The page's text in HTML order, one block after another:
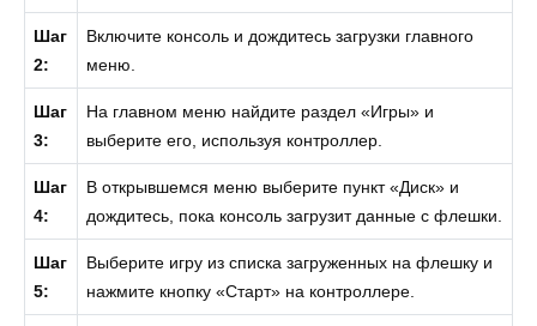
Шаг
2:
Включите консоль и дождитесь загрузки главного
меню.
Шаг
3:
На главном меню найдите раздел «Игры» и
выберите его, используя контроллер.
Шаг
4:
В открывшемся меню выберите пункт «Диск» и
дождитесь, пока консоль загрузит данные с флешки.
Шаг
5:
Выберите игру из списка загруженных на флешку и
нажмите кнопку «Старт» на контроллере.